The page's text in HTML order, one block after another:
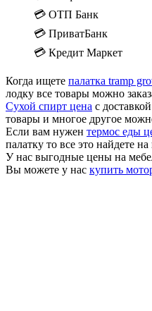
💳 ОТП
💳 ПриватБанк
💳 Кредит Маркет
Когда ищете палатка tramp
лодку все товары можно
Сухой спирт цена с
товары и многое другое
Если вам нужен термос еды
палатку то все это найдете
У нас выгодные цены на
Вы можете у нас купить